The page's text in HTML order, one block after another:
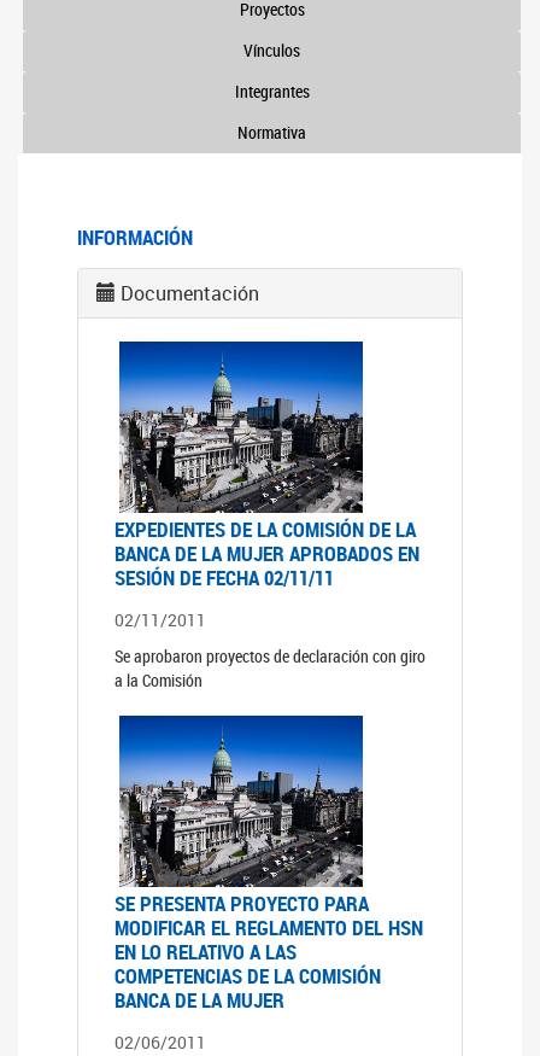
Proyectos
Vínculos
Integrantes
Normativa
INFORMACIÓN
Documentación
EXPEDIENTES DE LA COMISIÓN DE LA
BANCA DE LA MUJER APROBADOS EN
SESIÓN DE FECHA 02/11/11
02/11/2011
Se aprobaron proyectos de declaración con giro
a la Comisión
SE PRESENTA PROYECTO PARA
MODIFICAR EL REGLAMENTO DEL HSN
EN LO RELATIVO A LAS
COMPETENCIAS DE LA COMISIÓN
BANCA DE LA MUJER
02/06/2011